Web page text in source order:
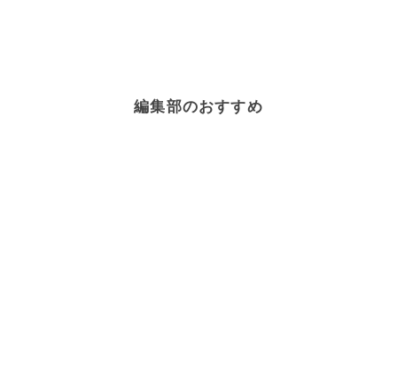
編集部のおすすめ